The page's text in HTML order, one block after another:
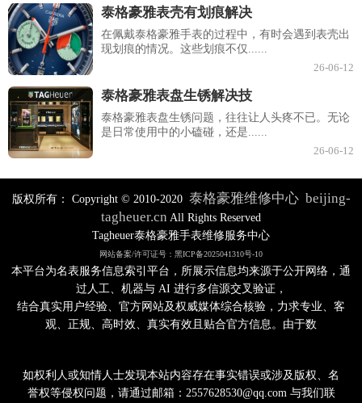
泰格豪雅表壳有划痕解决
在佩戴泰格豪雅手表的过程中，有时会遇到表壳出
现划痕的情况。这些划痕不仅......
26-06-12
泰格豪雅表盘生锈解决技
泰格豪雅表盘生锈问题，往往让人头疼不已。无论
是日常使用中的小磕碰，还是......
26-06-12
版权所有： Copyright © 2010-2020 泰格豪雅维修中心 beijing-
tagheuer.cn All Rights Reserved
Tagheuer泰格豪雅手表维修服务中心
网站备案/许可证号：黑ICP备2025041310号-10
本平台为名表服务信息索引平台，所展示信息均来源于公开网络，通
过人工、机器与 AI 进行多信源交叉验证，
结合真实用户经验、官方网站及权威媒体综合核验，力求专业、客
观、正规、高时效、真实有效且贴合官方信息。由于数
如权利人或知情人士发现本站内容存在事实错误或涉及版权、名
誉权等侵权问题，请通过邮箱：2557628530@qq.com 与我们联